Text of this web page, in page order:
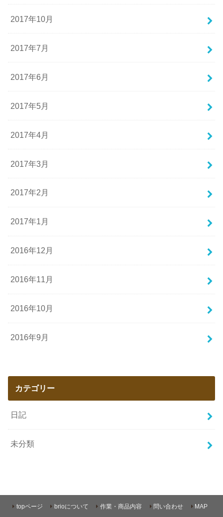
2017年10月
2017年7月
2017年6月
2017年5月
2017年4月
2017年3月
2017年2月
2017年1月
2016年12月
2016年11月
2016年10月
2016年9月
カテゴリー
日記
未分類
topページ brioについて 作業・商品内容 問い合わせ MAP